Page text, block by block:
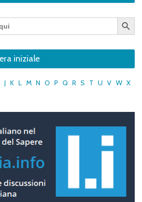
Search Button
iniziale
J K L M N O P Q R S T U V W X